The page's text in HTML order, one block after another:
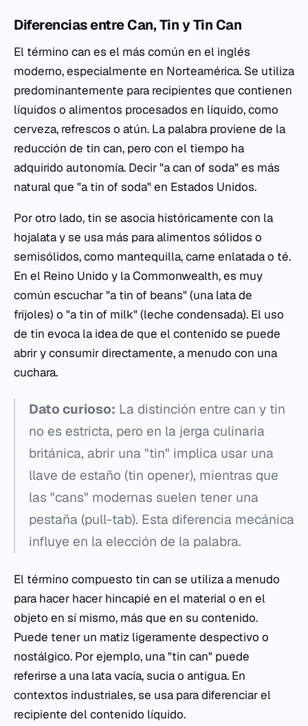
Diferencias entre Can, Tin y Tin Can
El término can es el más común en el inglés
moderno, especialmente en Norteamérica. Se utiliza
predominantemente para recipientes que contienen
líquidos o alimentos procesados en líquido, como
cerveza, refrescos o atún. La palabra proviene de la
reducción de tin can, pero con el tiempo ha
adquirido autonomía. Decir "a can of soda" es más
natural que "a tin of soda" en Estados Unidos.
Por otro lado, tin se asocia históricamente con la
hojalata y se usa más para alimentos sólidos o
semisólidos, como mantequilla, carne enlatada o té.
En el Reino Unido y la Commonwealth, es muy
común escuchar "a tin of beans" (una lata de
frijoles) o "a tin of milk" (leche condensada). El uso
de tin evoca la idea de que el contenido se puede
abrir y consumir directamente, a menudo con una
cuchara.
Dato curioso: La distinción entre can y tin
no es estricta, pero en la jerga culinaria
británica, abrir una "tin" implica usar una
llave de estaño (tin opener), mientras que
las "cans" modernas suelen tener una
pestaña (pull-tab). Esta diferencia mecánica
influye en la elección de la palabra.
El término compuesto tin can se utiliza a menudo
para hacer hacer hincapié en el material o en el
objeto en sí mismo, más que en su contenido.
Puede tener un matiz ligeramente despectivo o
nostálgico. Por ejemplo, una "tin can" puede
referirse a una lata vacía, sucia o antigua. En
contextos industriales, se usa para diferenciar el
recipiente del contenido líquido.